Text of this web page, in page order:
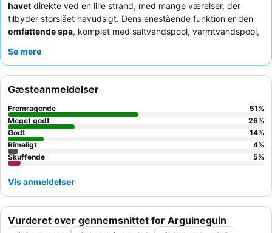
havet direkte ved en lille strand, med mange værelser, der
tilbyder storslået havudsigt. Dens enestående funktion er den
omfattende spa, komplet med saltvandspool, varmtvandspool,
soppebassin til yngre gæster. Gæsterne roser konsekvent det
retter og internationale udvalg. For et virkelig behageligt ophold,
overvej at booke et værelse på en højere etage for optimal
udsigt og en mere rolig oplevelse.
Se mere
Vurderet over gennemsnittet for Arguineguín
Gæsteanmeldelser
Fremragende 51%
Meget godt
26%
Godt
14%
Rimeligt
4%
Skuffende
5%
Vis anmeldelser